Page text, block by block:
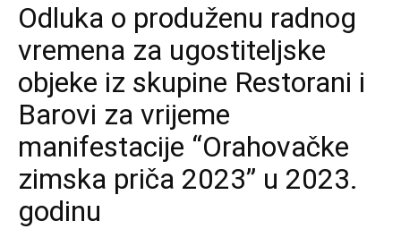
stranice
Grada
Orahovice
Odluka o produženu radnog
vremena za ugostiteljske
objeke iz skupine Restorani i
Barovi za vrijeme
manifestacije “Orahovačke
zimska priča 2023” u 2023.
godinu